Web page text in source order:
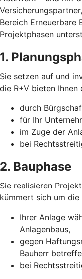
Bereich Erneuerbare
Projektphasen
1.
Sie setzen auf und
die R+V bieten
durch
für Ihr
im Zuge der
bei
2. Bauphase
Sie realisieren
kümmert sich um die
Ihrer Anlage
Anlagenbaus,
gegen
Bauherr
bei